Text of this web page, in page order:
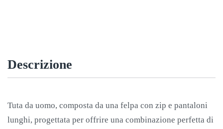
Descrizione
Tuta da uomo, composta da una felpa con zip e pantaloni
lunghi, progettata per offrire una combinazione perfetta di